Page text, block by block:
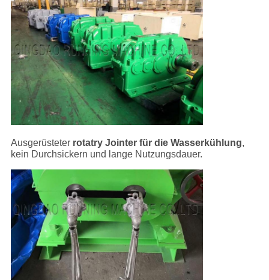
Ausgerüsteter rotatry Jointer für die Wasserkühlung,
kein Durchsickern und lange Nutzungsdauer.